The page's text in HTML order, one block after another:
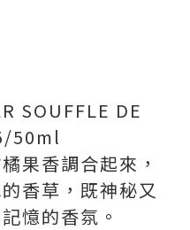
SOUFFLE DE
50ml
果香調合起來，
香草，既神秘又
憶的香氛。